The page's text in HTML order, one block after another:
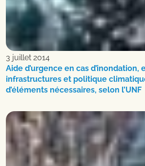
3 juillet 2014
Aide d’urgence en cas d’inondation,
infrastructures et politique
d’éléments nécessaires, selon l’UNF